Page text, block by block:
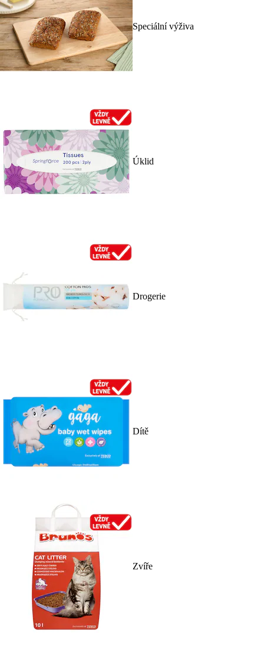
Speciální výživa
Úklid
Drogerie
Dítě
Zvíře